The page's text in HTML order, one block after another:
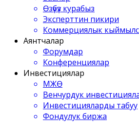
Өзүбүз курабыз
Эксперттин пикири
Коммерциялык
Аянтчалар
Форумдар
Конференциялар
Инвестициялар
МЖӨ
Венчурдук
Инвестицияларды табуу
Фондулук биржа